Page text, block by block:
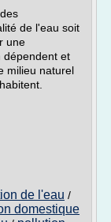
de l'eau soit
une
dépendent et
milieu naturel
de l'eau /
domestique